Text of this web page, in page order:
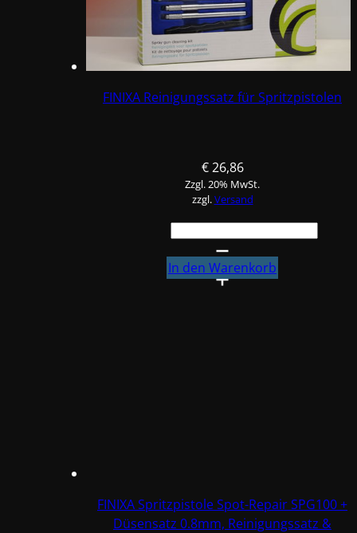
FINIXA Reinigungssatz für Spritzpistolen
€26,86
Zzgl. 20% MwSt.
zzgl.Versand
FINIXA
Reinigungssatz
für
Spritzpistolen
In den Warenkorb
FINIXA Spritzpistole Spot-Repair SPG100 +
Düsensatz 0.8mm, Reinigungssatz &